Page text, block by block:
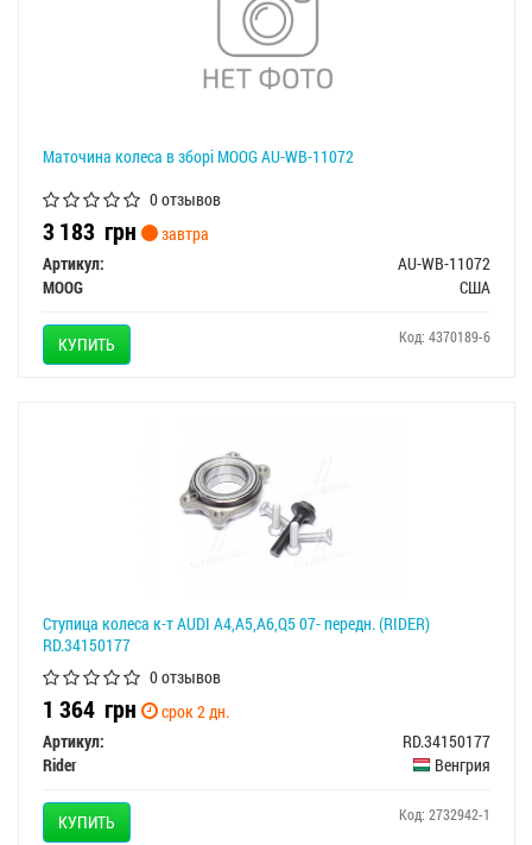
Маточина колеса в зборі MOOG AU-WB-11072
0 отзывов
3 183 грн
завтра
Артикул:
AU-WB-11072
MOOG
США
КУПИТЬ Код: 4370189-6
Ступица колеса к-т AUDI A4,A5,A6,Q5 07- передн. (RIDER)
RD.34150177
0 отзывов
1 364 грн
срок 2 дн.
Артикул:
RD.34150177
Rider
Венгрия
КУПИТЬ Код: 2732942-1